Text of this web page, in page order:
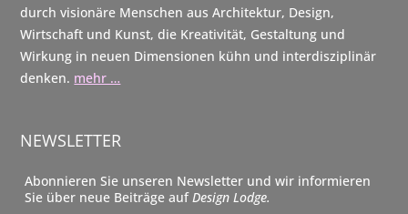
durch visionäre Menschen aus Architektur, Design,
Wirtschaft und Kunst, die Kreativität, Gestaltung und
Wirkung in neuen Dimensionen kühn und interdisziplinär
denken. mehr …
NEWSLETTER
Abonnieren Sie unseren Newsletter und wir informieren
Sie über neue Beiträge aufDesign Lodge.